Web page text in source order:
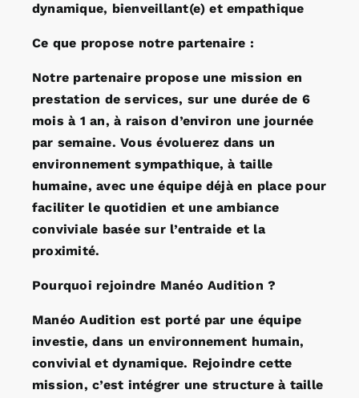
dynamique, bienveillant(e) et empathique
Ce que propose notre partenaire :
Notre partenaire propose une mission en
prestation de services, sur une durée de 6
mois à 1 an, à raison d’environ une journée
par semaine. Vous évoluerez dans un
environnement sympathique, à taille
humaine, avec une équipe déjà en place pour
faciliter le quotidien et une ambiance
conviviale basée sur l’entraide et la
proximité.
Pourquoi rejoindre Manéo Audition ?
Manéo Audition est porté par une équipe
investie, dans un environnement humain,
convivial et dynamique. Rejoindre cette
mission, c’est intégrer une structure à taille